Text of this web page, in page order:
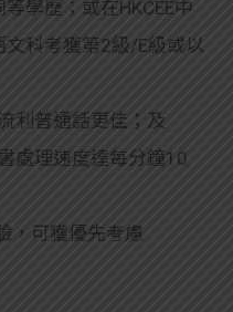
學歷；或在HKCEE中
科考獲第2級/E級或以
利普通話更佳；及
處理速度達每分鐘10
，可獲優先考慮